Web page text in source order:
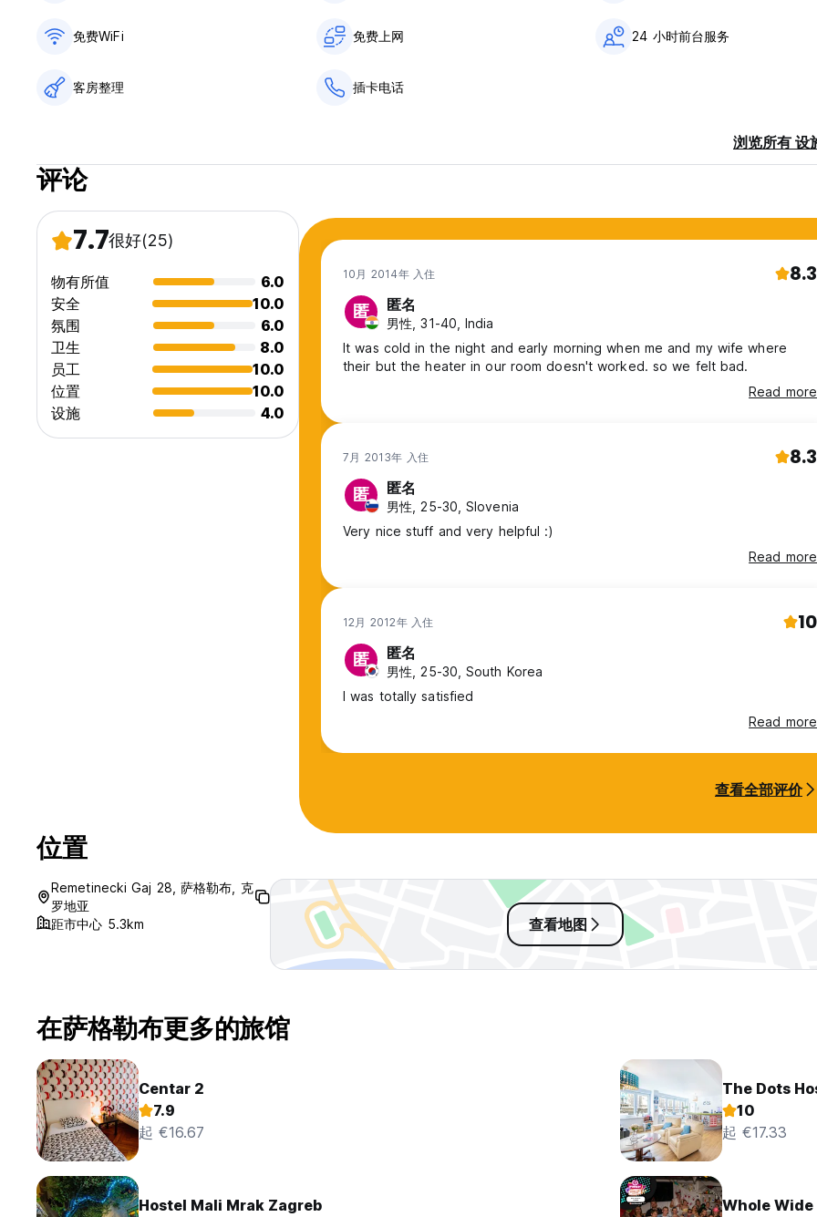
退房时间 12:00
取消政策为提前 1 天。
我们接受现金和信用卡付款。
空调收费为每天 3.50 欧元。可在接待处购买。
不含税。根据年龄，客人必须每晚缴纳城市税。
每晚住宿的城市税金额如下：
成人每人 1.59 欧元；
12-18 岁儿童每人 0.80 欧元
12岁以下儿童免费。 (Auto-translated from original language)
免费WiFi 免费上网 24 小时前台服务
客房整理 插卡电话
浏览所有 设
评论
7.7很好(25)
物有所值
6.0
安全
10.0
氛围
6.0
卫生
8.0
员工
10.0
位置
10.0
设施
4.0
10月 2014年 入住 8.3
匿 匿名
男性, 31-40, India
It was cold in the night and early morning when me and my wife where
their but the heater in our room doesn't worked. so we felt bad.
Read more
7月 2013年 入住 8.3
匿 匿名
男性, 25-30, Slovenia
Very nice stuff and very helpful :)
Read more
12月 2012年 入住 10
匿 匿名
男性, 25-30, South Korea
I was totally satisfied
Read more
查看全部评价
位置
Remetinecki Gaj 28, 萨格勒布, 克
罗地亚
距市中心 5.3km
查看地图
在萨格勒布更多的旅馆
Centar 2
7.9
起 €16.67
The Dots
10
起 €17.33
Hostel Mali Mrak Zagreb
Whole Wide